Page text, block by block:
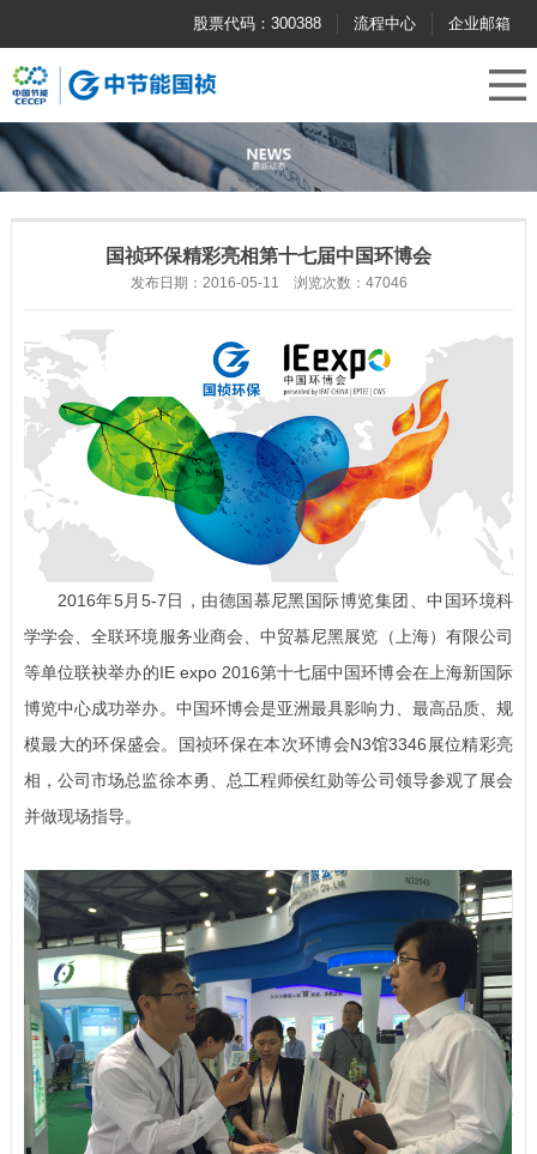
企业邮箱
流程中心
股票代码：300388
国祯环保精彩亮相第十七届中国环博会
发布日期：2016-05-11 浏览次数：47046
2016年5月5-7日，由德国慕尼黑国际博览集团、中国环境科
学学会、全联环境服务业商会、中贸慕尼黑展览（上海）有限公司
等单位联袂举办的IE expo 2016第十七届中国环博会在上海新国际
博览中心成功举办。中国环博会是亚洲最具影响力、最高品质、规
模最大的环保盛会。国祯环保在本次环博会N3馆3346展位精彩亮
相，公司市场总监徐本勇、总工程师侯红勋等公司领导参观了展会
并做现场指导。